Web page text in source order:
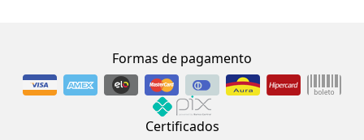
Formas de pagamento
Certificados